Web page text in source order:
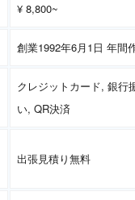
¥ 8,800~
創業1992年6月1日 年間
クレジットカード, 銀行
い, QR決済
出張見積り無料